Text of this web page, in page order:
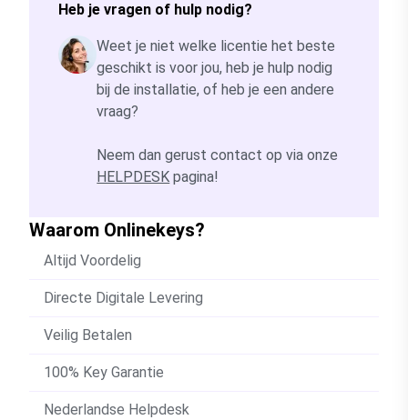
Heb je vragen of hulp nodig?
Weet je niet welke licentie het beste
geschikt is voor jou, heb je hulp nodig
bij de installatie, of heb je een andere
vraag?
Neem dan gerust contact op via onze
HELPDESK pagina!
Waarom Onlinekeys?
Altijd Voordelig
Directe Digitale Levering
Veilig Betalen
100% Key Garantie
Nederlandse Helpdesk